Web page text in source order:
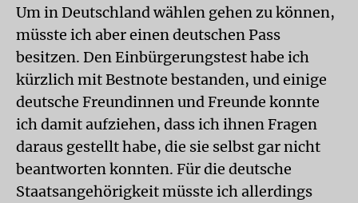
Um in Deutschland wählen gehen zu können,
müsste ich aber einen deutschen Pass
besitzen. Den Einbürgerungstest habe ich
kürzlich mit Bestnote bestanden, und einige
deutsche Freundinnen und Freunde konnte
ich damit aufziehen, dass ich ihnen Fragen
daraus gestellt habe, die sie selbst gar nicht
beantworten konnten. Für die deutsche
Staatsangehörigkeit müsste ich allerdings